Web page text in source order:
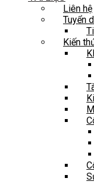
Liên hệ
Tuyển
Kiến